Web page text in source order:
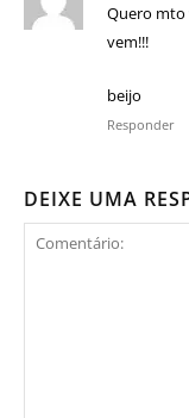
Quero mto
vem!!!
beijo
Responder
DEIXE UMA